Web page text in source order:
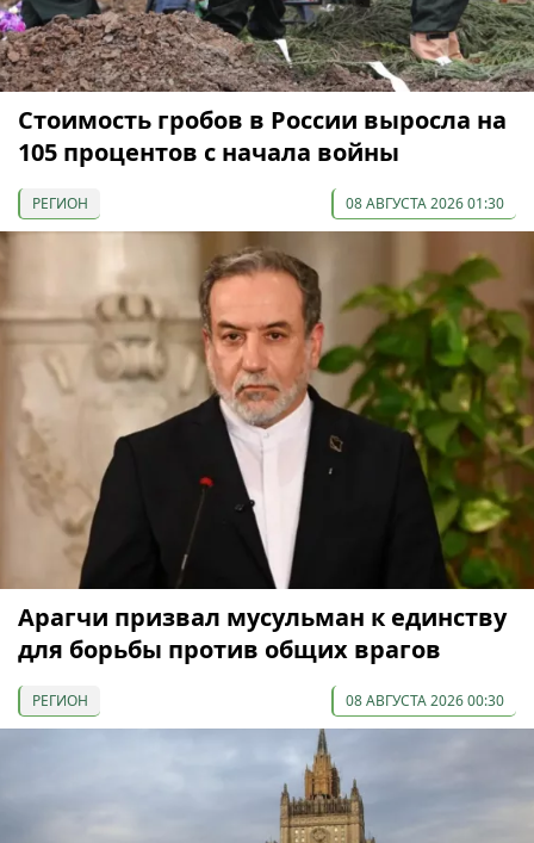
Стоимость гробов в России выросла на
105 процентов с начала войны
РЕГИОН 08 АВГУСТА 2026 01:30
Арагчи призвал мусульман к единству
для борьбы против общих врагов
РЕГИОН 08 АВГУСТА 2026 00:30